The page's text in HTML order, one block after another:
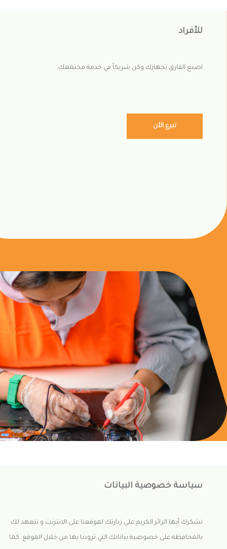
للأفراد
اصنع الفارق بجهازك وكن شريكاً في خدمة مجتمعك.
تبرع الآن
سياسة خصوصية البيانات
نشكرك أيها الزائر الكريم على زيارتك لموقعنا على الانترنت و نتعهد لك
بالمحافظة على خصوصية بياناتك التي تزودنا بها من خلال الموقع. كما